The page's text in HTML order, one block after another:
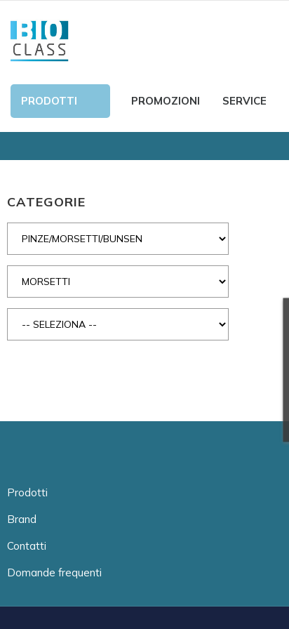
PRODOTTI PROMOZIONI SERVICE
CATEGORIE
Prodotti
Brand
Contatti
Domande frequenti